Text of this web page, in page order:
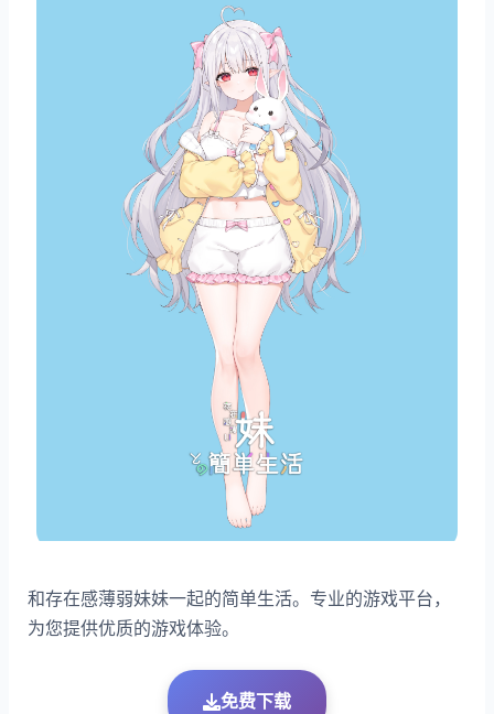
和存在感薄弱妹妹一起的简单生活。专业的游戏平台，
为您提供优质的游戏体验。
免费下载